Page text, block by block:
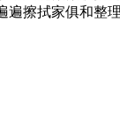
擦拭家俱和整